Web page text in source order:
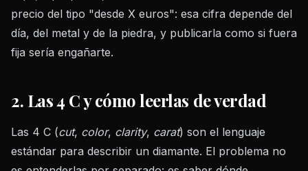
precio del tipo "desde X euros": esa cifra depende del
día, del metal y de la piedra, y publicarla como si fuera
fija sería engañarte.
2. Las 4 C y cómo leerlas de verdad
Las 4 C (cut, color, clarity, carat) son el lenguaje
estándar para describir un diamante. El problema no